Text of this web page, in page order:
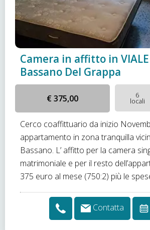
Camera in affitto in VIALE
Bassano Del Grappa
€ 375,00 6
locali
Cerco coaffittuario da inizio
appartamento in zona tranquilla
Bassano. L’ affitto per la camera
matrimoniale e per il resto
375 euro al mese (750:2) più le
Contatta